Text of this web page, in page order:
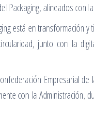
Packaging, alineados con
está en
junto con la
Empresarial
con la